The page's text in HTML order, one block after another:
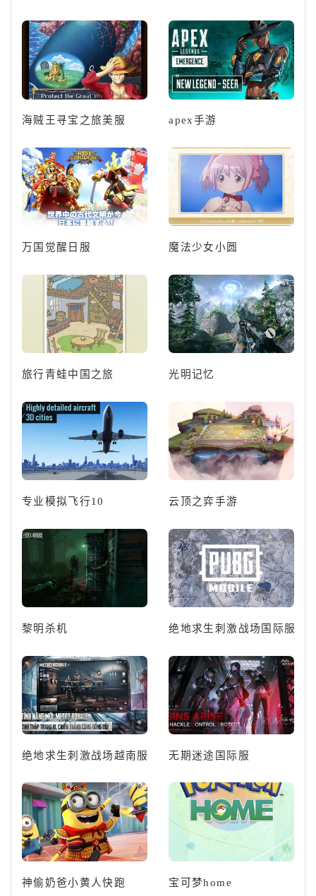
海贼王寻宝之旅美服 apex手游
万国觉醒日服 魔法少女小圆
旅行青蛙中国之旅 光明记忆
专业模拟飞行10 云顶之弈手游
黎明杀机 绝地求生刺激战场国际服
绝地求生刺激战场越南服 无期迷途国际服
神偷奶爸小黄人快跑 宝可梦home